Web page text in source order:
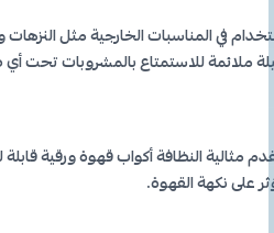
في المناسبات الخارجية مثل النزهات
ملائمة للاستمتاع بالمشروبات تحت
النظافة أكواب قهوة ورقية قابلة
على نكهة القهوة.